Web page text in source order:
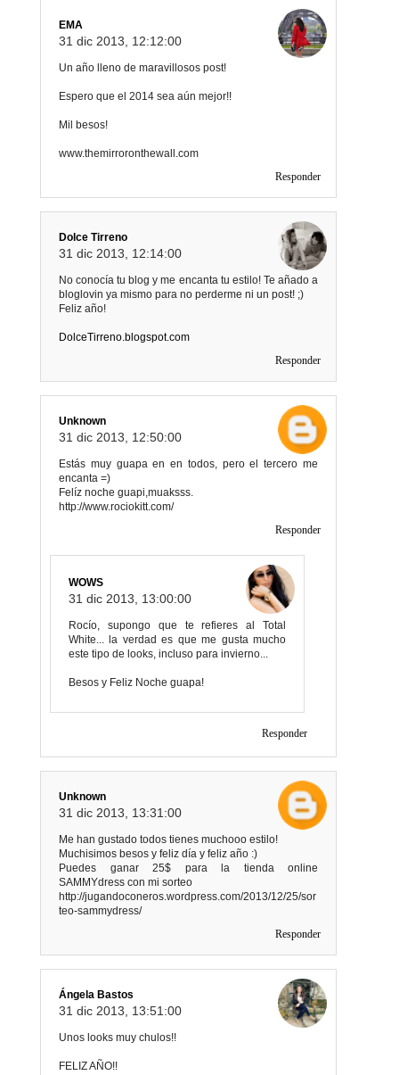
EMA
31 dic 2013, 12:12:00
Un año lleno de maravillosos post!
Espero que el 2014 sea aún mejor!!
Mil besos!
www.themirroronthewall.com
Responder
Dolce Tirreno
31 dic 2013, 12:14:00
No conocía tu blog y me encanta tu estilo! Te añado a
bloglovin ya mismo para no perderme ni un post! ;)
Feliz año!
DolceTirreno.blogspot.com
Responder
Unknown
31 dic 2013, 12:50:00
Estás muy guapa en en todos, pero el tercero me
encanta =)
Felíz noche guapi,muaksss.
http://www.rociokitt.com/
Responder
WOWS
31 dic 2013, 13:00:00
Rocío, supongo que te refieres al Total
White... la verdad es que me gusta mucho
este tipo de looks, incluso para invierno...
Besos y Feliz Noche guapa!
Responder
Unknown
31 dic 2013, 13:31:00
Me han gustado todos tienes muchooo estilo!
Muchisimos besos y feliz día y feliz año :)
Puedes ganar 25$ para la tienda online
SAMMYdress con mi sorteo
http://jugandoconeros.wordpress.com/2013/12/25/sor
teo-sammydress/
Responder
Ángela Bastos
31 dic 2013, 13:51:00
Unos looks muy chulos!!
FELIZ AÑO!!